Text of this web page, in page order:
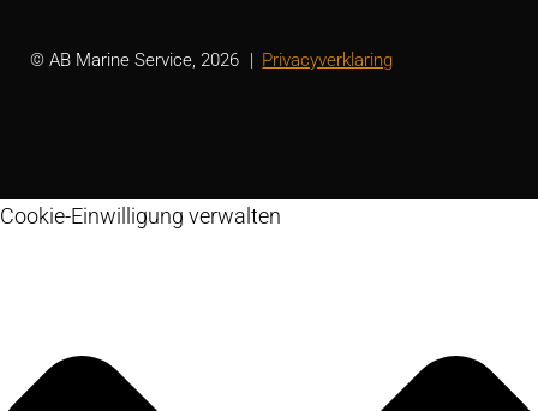
© AB Marine Service, 2026 Privacyverklaring
Cookie-Einwilligung verwalten